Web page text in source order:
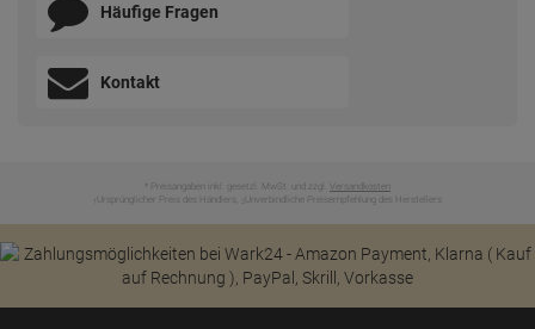
Häufige Fragen
Kontakt
* Preisangaben inkl. gesetzl. MwSt. und zzgl. Versandkosten
Ursprünglicher Preis des Händlers, Unverbindliche Preisempfehlung des Herstellers